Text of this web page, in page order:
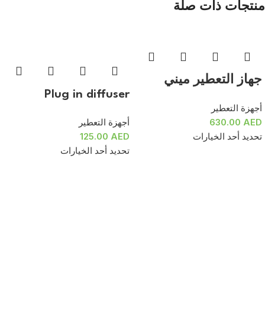
منتجات ذات صلة
جهاز التعطير ميني
أجهزة التعطير
630.00 AED
تحديد أحد الخيارات
Plug in diffuser
أجهزة التعطير
125.00 AED
تحديد أحد الخيارات